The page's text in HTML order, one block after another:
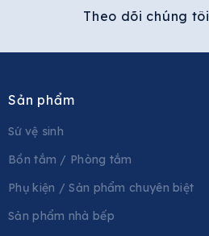
Theo dõi chúng tôi
Sản phẩm
Sứ vệ sinh
Bồn tắm / Phòng tắm
Phụ kiện / Sản phẩm chuyên biệt
Sản phẩm nhà bếp